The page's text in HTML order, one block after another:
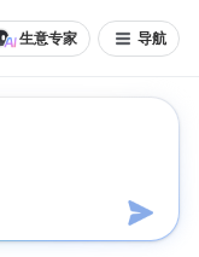
生意专家 导航